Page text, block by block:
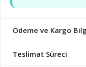
Ödeme ve Kargo
Teslimat Süreci